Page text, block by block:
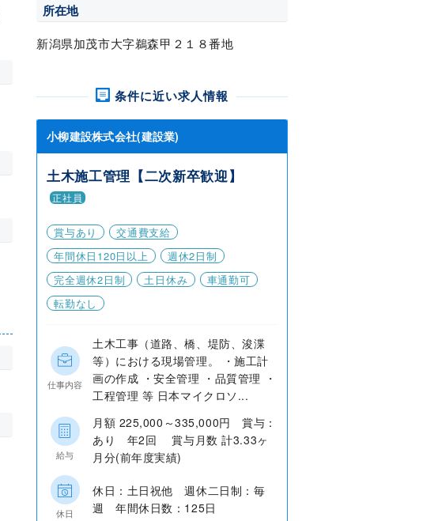
所在地
新潟県加茂市大字鵜森甲２１８番地
条件に近い求人情報
小柳建設株式会社(建設業)
土木施工管理【二次新卒歓迎】
正社員
賞与あり
交通費支給
年間休日120日以上
週休2日制
完全週休2日制
土日休み
車通勤可
転勤なし
仕事内容
土木工事（道路、橋、堤防、浚渫
等）における現場管理。 ・施工計
画の作成 ・安全管理 ・品質管理 ・
工程管理 等 日本マイクロソ...
給与
月額 225,000～335,000円 賞与：
あり 年2回 賞与月数 計3.33ヶ
月分(前年度実績)
休日
休日：土日祝他 週休二日制：毎
週 年間休日数：125日